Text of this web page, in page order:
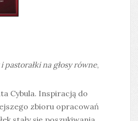
pastorałki na głosy równe,
Cybula. Inspiracją do
zbioru opracowań